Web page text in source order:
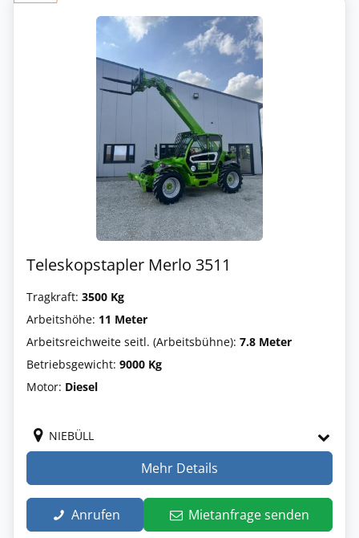
Teleskopstapler Merlo 3511
Tragkraft: 3500 Kg
Arbeitshöhe: 11 Meter
Arbeitsreichweite seitl. (Arbeitsbühne): 7.8 Meter
Betriebsgewicht: 9000 Kg
Motor: Diesel
NIEBÜLL
Mehr Details
Anrufen Mietanfrage senden